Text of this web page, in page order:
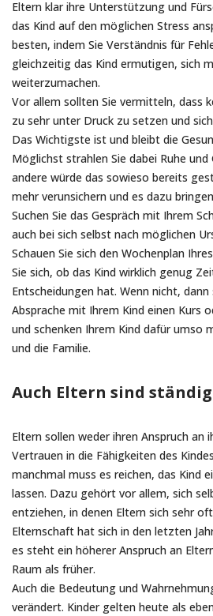
Eltern klar ihre Unterstützung und
das Kind auf den möglichen Stress
besten, indem Sie Verständnis für
gleichzeitig das Kind ermutigen, sich
weiterzumachen.
Vor allem sollten Sie vermitteln, dass
zu sehr unter Druck zu setzen und
Das Wichtigste ist und bleibt die
Möglichst strahlen Sie dabei Ruhe und
andere würde das sowieso bereits
mehr verunsichern und es dazu
Suchen Sie das Gespräch mit Ihrem
auch bei sich selbst nach möglichen
Schauen Sie sich den Wochenplan
Sie sich, ob das Kind wirklich genug
Entscheidungen hat. Wenn nicht,
Absprache mit Ihrem Kind einen Kurs
und schenken Ihrem Kind dafür umso
und die Familie.
Auch Eltern sind
Eltern sollen weder ihren Anspruch an
Vertrauen in die Fähigkeiten des
manchmal muss es reichen, das Kind
lassen. Dazu gehört vor allem, sich
entziehen, in denen Eltern sich sehr
Elternschaft hat sich in den letzten
es steht ein höherer Anspruch an
Raum als früher.
Auch die Bedeutung und
verändert. Kinder gelten heute als